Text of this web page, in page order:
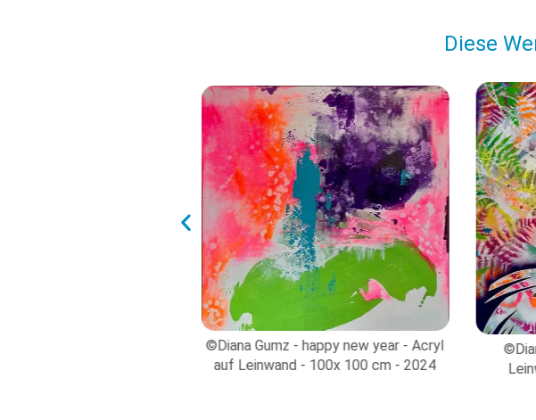
Diese
©Diana Gumz - happy new year - Acryl
auf Leinwand - 100x 100 cm - 2024